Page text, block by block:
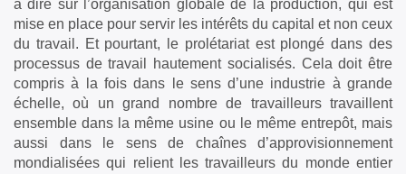
à dire sur l’organisation globale de la production, qui est
mise en place pour servir les intérêts du capital et non ceux
du travail. Et pourtant, le prolétariat est plongé dans des
processus de travail hautement socialisés. Cela doit être
compris à la fois dans le sens d’une industrie à grande
échelle, où un grand nombre de travailleurs travaillent
ensemble dans la même usine ou le même entrepôt, mais
aussi dans le sens de chaînes d’approvisionnement
mondialisées qui relient les travailleurs du monde entier